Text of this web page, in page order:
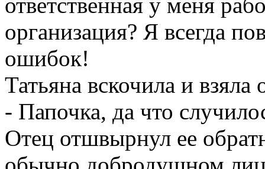
организация? Я всегда
ошибок!
Татьяна вскочила и взяла
- Папочка, да что
Отец отшвырнул ее